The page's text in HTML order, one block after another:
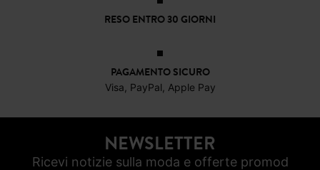
RESO ENTRO 30 GIORNI
PAGAMENTO SICURO
Visa, PayPal, Apple Pay
NEWSLETTER
Ricevi notizie sulla moda e offerte promod